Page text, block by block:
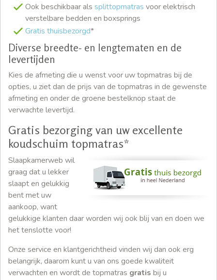
Ook beschikbaar als splittopmatras voor elektrisch
verstelbare bedden en boxsprings
Gratis thuisbezorgd*
Diverse breedte- en lengtematen en de
levertijden
Kies de afmeting die u wenst voor uw topmatras bij de
opties, u ziet dan de prijs van de topmatras in de gewenste
afmeting en onder de groene bestelknop staat de
verwachte levertijd.
Gratis bezorging van uw excellente
koudschuim topmatras*
Slaapkamerweb wil
graag dat u lekker
slaapt en gelukkig
bent met uw
aankoop, want
gelukkige klanten daar worden wij ook blij van en doen we
het tenslotte voor!
Onze service en klantgerichtheid vinden wij dan ook erg
belangrijk, daarom kunt u van ons goede kwaliteit
verwachten en wordt de topmatras gratis bij u